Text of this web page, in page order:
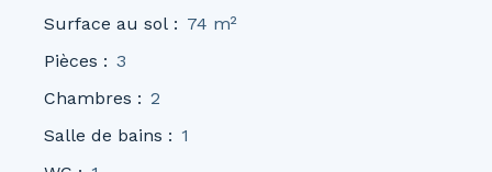
Surface au sol : 74 m²
Pièces : 3
Chambres : 2
Salle de bains : 1